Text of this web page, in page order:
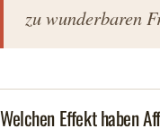
zu wunderbaren
Welchen Effekt haben